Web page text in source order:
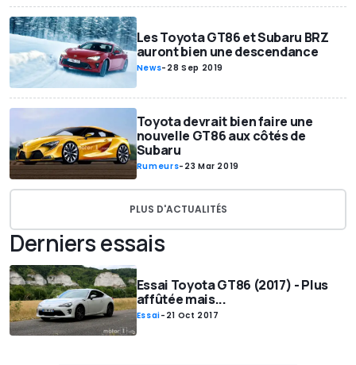
Les Toyota GT86 et Subaru BRZ
auront bien une descendance
News- 28 Sep 2019
Toyota devrait bien faire une
nouvelle GT86 aux côtés de
Subaru
Rumeurs- 23 Mar 2019
PLUS D'ACTUALITÉS
Derniers essais
Essai Toyota GT86 (2017) - Plus
affûtée mais...
Essai- 21 Oct 2017